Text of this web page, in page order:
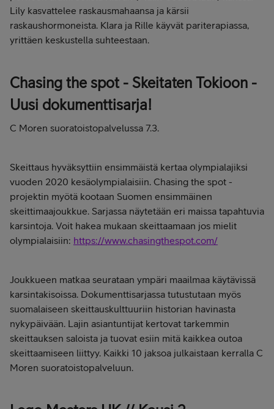
Lily kasvattelee raskausmahaansa ja kärsii
raskaushormoneista. Klara ja Rille käyvät pariterapiassa,
yrittäen keskustella suhteestaan.
Chasing the spot - Skeitaten Tokioon -
Uusi dokumenttisarja!
C Moren suoratoistopalvelussa 7.3.
Skeittaus hyväksyttiin ensimmäistä kertaa olympialajiksi
vuoden 2020 kesäolympialaisiin. Chasing the spot -
projektin myötä kootaan Suomen ensimmäinen
skeittimaajoukkue. Sarjassa näytetään eri maissa tapahtuvia
karsintoja. Voit hakea mukaan skeittaamaan jos mielit
olympialaisiin: https://www.chasingthespot.com/
Joukkueen matkaa seurataan ympäri maailmaa käytävissä
karsintakisoissa. Dokumenttisarjassa tutustutaan myös
suomalaiseen skeittauskulttuuriin historian havinasta
nykypäivään. Lajin asiantuntijat kertovat tarkemmin
skeittauksen saloista ja tuovat esiin mitä kaikkea outoa
skeittaamiseen liittyy. Kaikki 10 jaksoa julkaistaan kerralla C
Moren suoratoistopalveluun.